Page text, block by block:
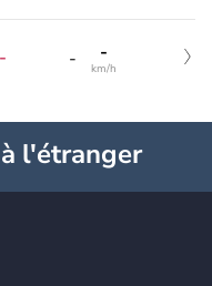
- - -
km/h
l'étranger